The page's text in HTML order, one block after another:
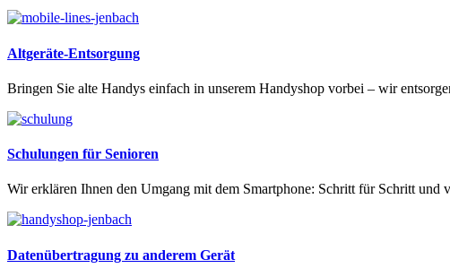
Altgeräte-Entsorgung
Bringen Sie alte Handys einfach in unserem Handyshop vorbei – wir
Schulungen für Senioren
Wir erklären Ihnen den Umgang mit dem Smartphone: Schritt für Schritt
Datenübertragung zu anderem Gerät